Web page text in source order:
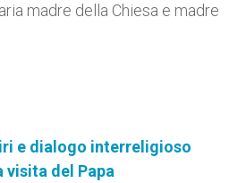
madre della Chiesa e madre
e dialogo interreligioso
visita del Papa